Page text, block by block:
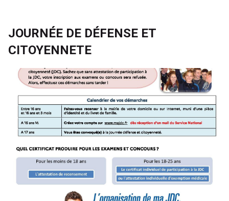
POSTED
JOURNÉE DE DÉFENSE ET
CITOYENNETE